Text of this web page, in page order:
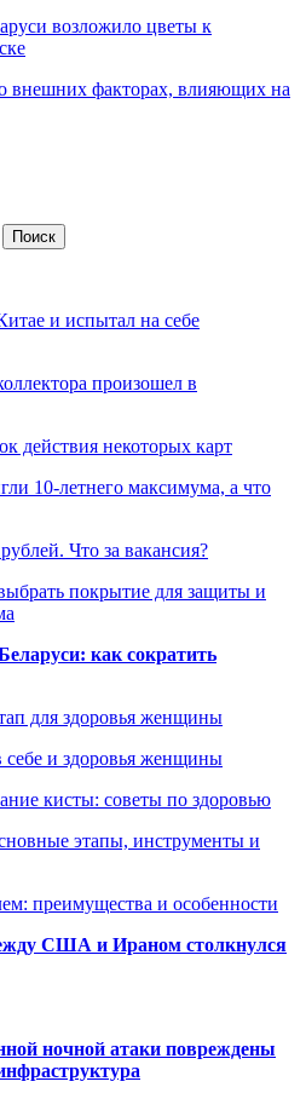
возложило цветы к
внешних факторах, влияющих на
и испытал на себе
произошел в
действия некоторых карт
10-летнего максимума, а что
Что за вакансия?
покрытие для защиты и
как сократить
для здоровья женщины
себе и здоровья женщины
кисты: советы по здоровью
этапы, инструменты и
преимущества и особенности
США и Ираном столкнулся
ночной атаки повреждены